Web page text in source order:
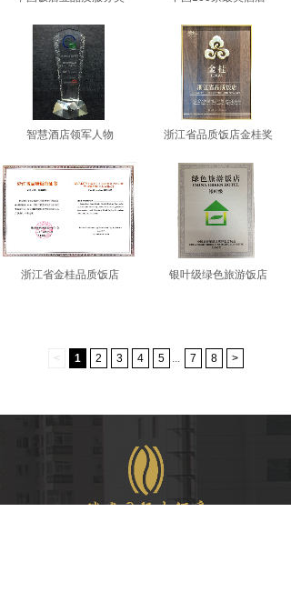
智慧酒店领军人物 浙江省品质饭店金桂奖
浙江省金桂品质饭店 银叶级绿色旅游饭店
< 1 2 3 4 5 ... 7 8 >